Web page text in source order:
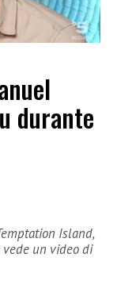
durante
Island,
un video di